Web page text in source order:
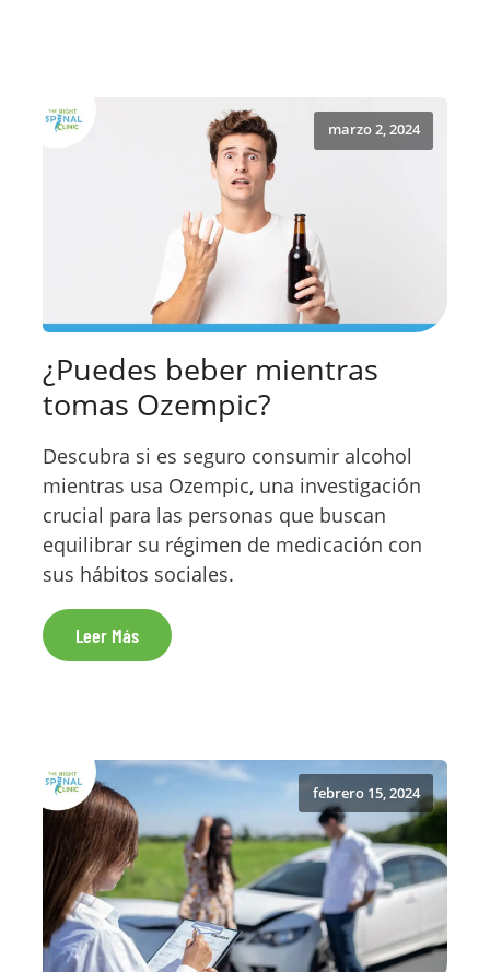
marzo 2, 2024
¿Puedes beber mientras
tomas Ozempic?
Descubra si es seguro consumir alcohol
mientras usa Ozempic, una investigación
crucial para las personas que buscan
equilibrar su régimen de medicación con
sus hábitos sociales.
Leer Más
febrero 15, 2024